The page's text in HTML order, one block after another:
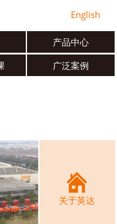
English
产品中心
广泛案例
关于英达